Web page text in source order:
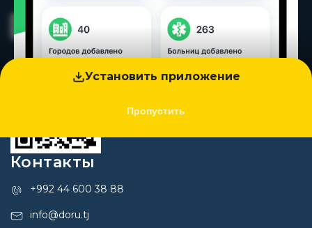
Установить приложение
Пропустить
Контакты
+992 44 600 38 88
info@doru.tj